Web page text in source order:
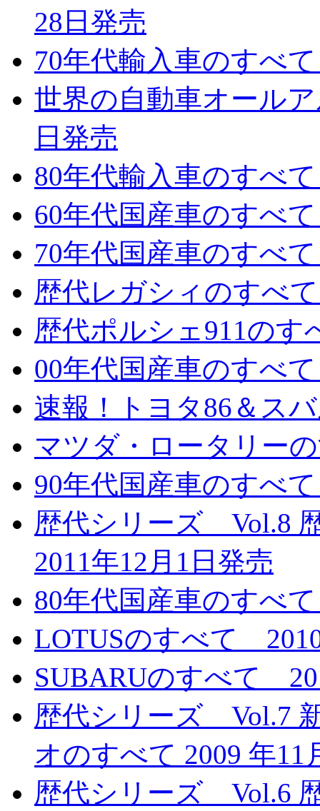
28日発売
70年代輸入車のすべ
世界の自動車オール
日発売
80年代輸入車のすべ
60年代国産車のすべ
70年代国産車のすべ
歴代レガシィのすべ
歴代ポルシェ911の
00年代国産車のすべ
速報！トヨタ86＆ス
マツダ・ロータリー
90年代国産車のすべ
歴代シリーズ Vol.8
2011年12月1日発売
80年代国産車のすべ
LOTUSのすべて
SUBARUのすべて
歴代シリーズ Vol.7
オのすべて 2009 年11
歴代シリーズ Vol.6